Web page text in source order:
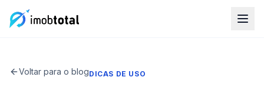
Voltar para o blogDICAS DE USO